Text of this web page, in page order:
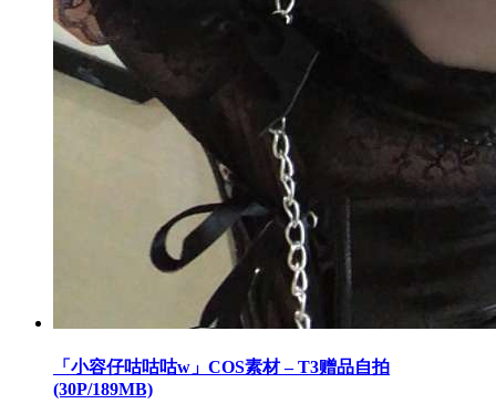
「小容仔咕咕咕w」COS素材 – T3赠品自拍
(30P/189MB)